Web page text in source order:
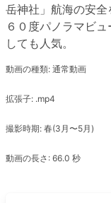
岳神社」航海の安
６０度パノラマビ
しても人気。
動画の種類: 通常動画
拡張子: .mp4
撮影時期: 春(3月〜5月)
動画の長さ: 66.0 秒